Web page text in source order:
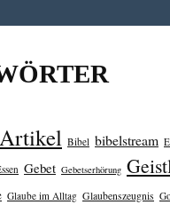
Artikel Bibel bibelstream
Gebet Gebetserhörung
Glaube im Alltag Glaubenszeugnis